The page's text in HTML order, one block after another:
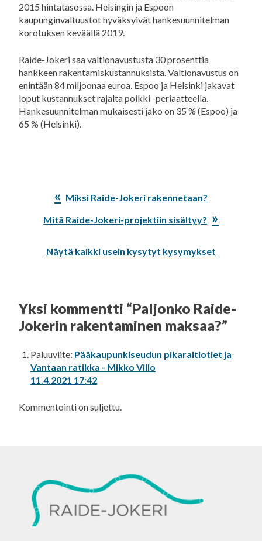
2015 hintatasossa. Helsingin ja Espoon
kaupunginvaltuustot hyväksyivät hankesuunnitelman
korotuksen keväällä 2019.
Raide-Jokeri saa valtionavustusta 30 prosenttia
hankkeen rakentamiskustannuksista. Valtionavustus on
enintään 84 miljoonaa euroa. Espoo ja Helsinki jakavat
loput kustannukset rajalta poikki -periaatteella.
Hankesuunnitelman mukaisesti jako on 35 % (Espoo) ja
65 % (Helsinki).
Edellinen
Miksi Raide-Jokeri rakennetaan?
Seuraava
Mitä Raide-Jokeri-projektiin sisältyy?
Näytä kaikki usein kysytyt kysymykset
Yksi kommentti “Paljonko Raide-
Jokerin rakentaminen maksaa?”
Paluuviite: Pääkaupunkiseudun pikaraitiotiet ja
Vantaan ratikka - Mikko Viilo
11.4.2021 17:42
Kommentointi on suljettu.